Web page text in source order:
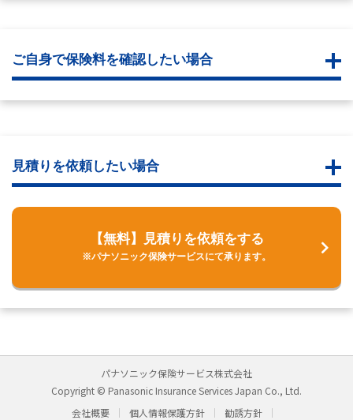
ご自身で保険料を確認したい場合
見積りを依頼したい場合
【無料】見積りを依頼をする
※パナソニック保険サービスにて承ります。
パナソニック保険サービス株式会社
Copyright © Panasonic Insurance Services Japan Co., Ltd.
会社概要
個人情報保護方針 勧誘方針